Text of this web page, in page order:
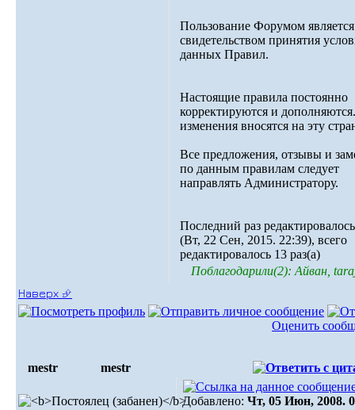
Пользование Форумом является
свидетельством принятия
данных Правил.
Настоящие правила постоянно
корректируются и
изменения вносятся на эту
Все предложения, отзывы и
по данным правилам следует
направлять Администратору.
Последний раз
(Вт, 22 Сен, 2015. 22:39), всего
редактировалось 13 раз(а)
Поблагодарили(2): Айван,
Наверх ⮵
Оценить
mestr mestr
Добавлено: Чт, 05 Июн, 2008.